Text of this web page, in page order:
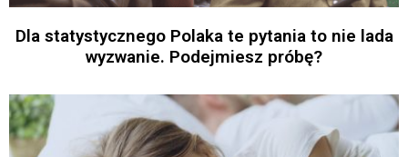
Dla statystycznego Polaka te pytania to nie lada
wyzwanie. Podejmiesz próbę?